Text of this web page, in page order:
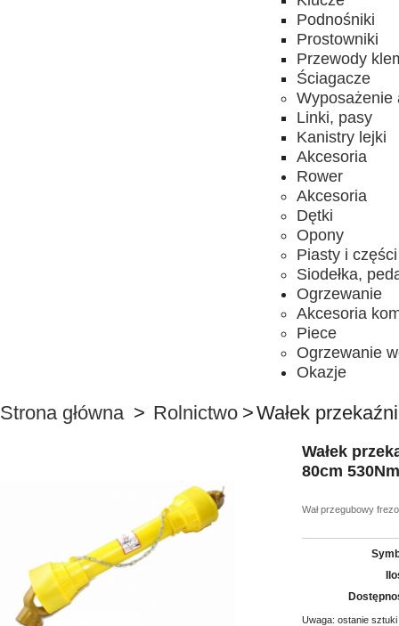
Podnośniki
Prostowniki
Przewody
Ściagacze
Wyposażenie
Linki, pasy
Kanistry lejki
Akcesoria
Rower
Akcesoria
Dętki
Opony
Piasty i części
Siodełka,
Ogrzewanie
Akcesoria
Piece
Ogrzewanie
Okazje
Strona główna > Rolnictwo >Wałek
Wałek
80cm 530Nm
Wał przegubowy
Uwaga: ostanie